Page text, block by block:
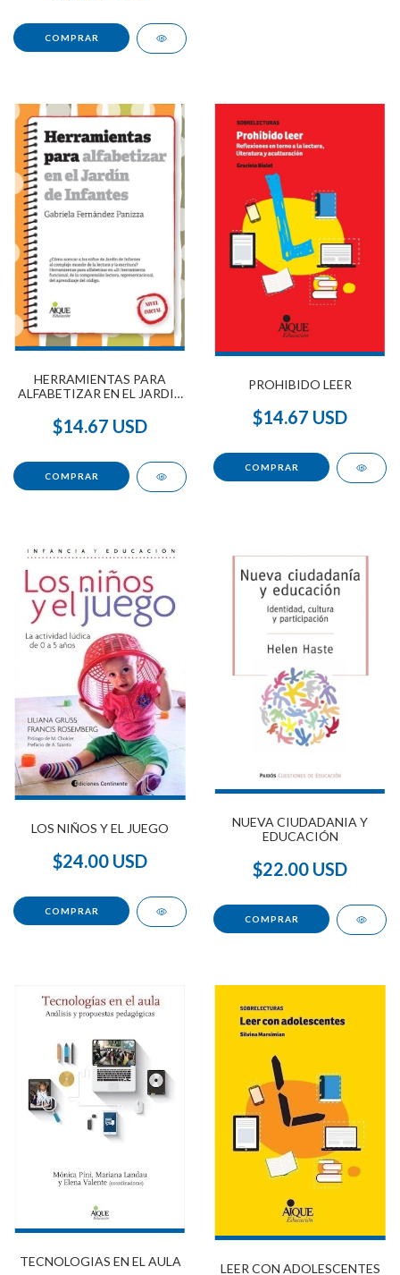
HERRAMIENTAS PARA
ALFABETIZAR EN EL JARDIN
$14.67 USD
PROHIBIDO LEER
$14.67 USD
LOS NIÑOS Y EL JUEGO
$24.00 USD
NUEVA CIUDADANIA Y
EDUCACIÓN
$22.00 USD
TECNOLOGIAS EN EL AULA LEER CON ADOLESCENTES